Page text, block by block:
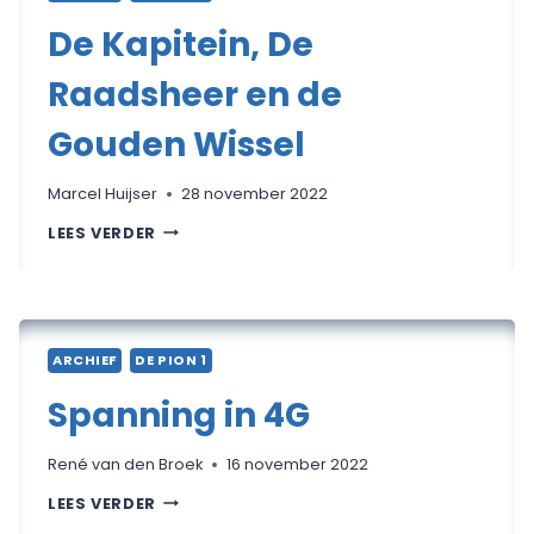
De Kapitein, De
Raadsheer en de
Gouden Wissel
Marcel Huijser
28 november 2022
LEES VERDER DE
GOUDEN
WISSEL
ARCHIEF DE PION 1
Spanning in 4G
René van den Broek
16 november 2022
LEES VERDER SPANNING